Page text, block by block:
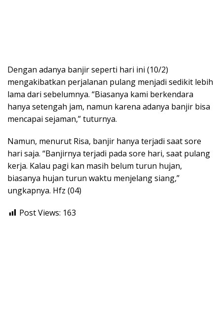
Dengan adanya banjir seperti hari ini (10/2)
mengakibatkan perjalanan pulang menjadi sedikit lebih
lama dari sebelumnya. “Biasanya kami berkendara
hanya setengah jam, namun karena adanya banjir bisa
mencapai sejaman,” tuturnya.
Namun, menurut Risa, banjir hanya terjadi saat sore
hari saja. “Banjirnya terjadi pada sore hari, saat pulang
kerja. Kalau pagi kan masih belum turun hujan,
biasanya hujan turun waktu menjelang siang,”
ungkapnya. Hfz (04)
Post Views: 163